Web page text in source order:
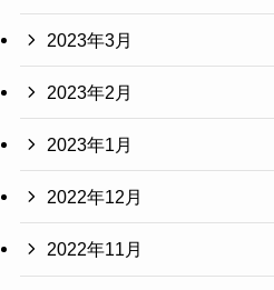
2023年3月
2023年2月
2023年1月
2022年12月
2022年11月